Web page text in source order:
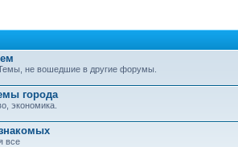
не вошедшие в другие форумы.
города
экономика.
все